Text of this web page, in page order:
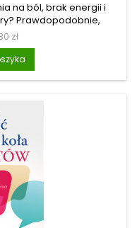
na ból, brak energii i
Prawdopodobnie,
zabiegów, które
problemu? Dobra
narzędzie do
domu. Prawidłowo
w domu wpływa na
z Morza Martwego
zł